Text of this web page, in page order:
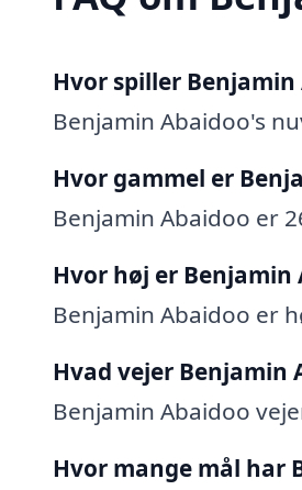
Hvor spiller Benjamin
Benjamin Abaidoo's
Hvor gammel er
Benjamin Abaidoo er
Hvor høj er Benjamin
Benjamin Abaidoo er
Hvad vejer Benjamin
Benjamin Abaidoo
Hvor mange mål har